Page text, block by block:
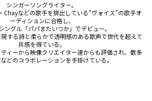
シンガーソングライター。
Chayなどの歌手を排出している”ヴォイス”の歌手オ
ーディションに合格し、
ングル「パパまたいつか」でデビュー。
する詩と柔らかで透明感のある歌声で世代を超えて
共感を得ている。
ィーから映像クリエイター達からも評価され、数多
どのコラボレーションを手掛けている。